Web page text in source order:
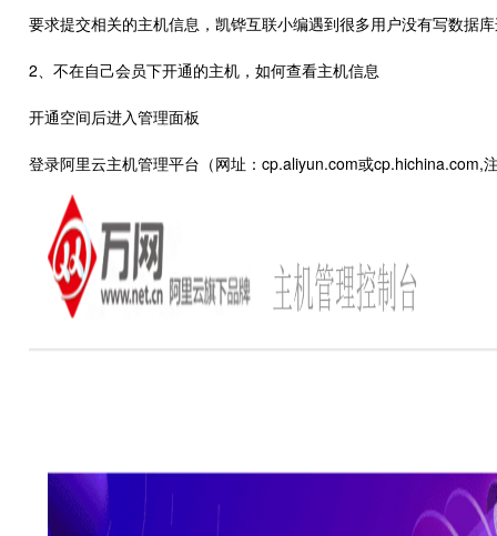
要求提交相关的主机信息，凯铧互联小编遇到很多用户没有写数据
2、不在自己会员下开通的主机，如何查看主机信息
开通空间后进入管理面板
登录阿里云主机管理平台（网址：cp.aliyun.com或cp.hichina.com,